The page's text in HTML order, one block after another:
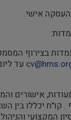
אישי.
בצירוף
תעודות, אישורים
קו"ח יכללו בין
המקצועי